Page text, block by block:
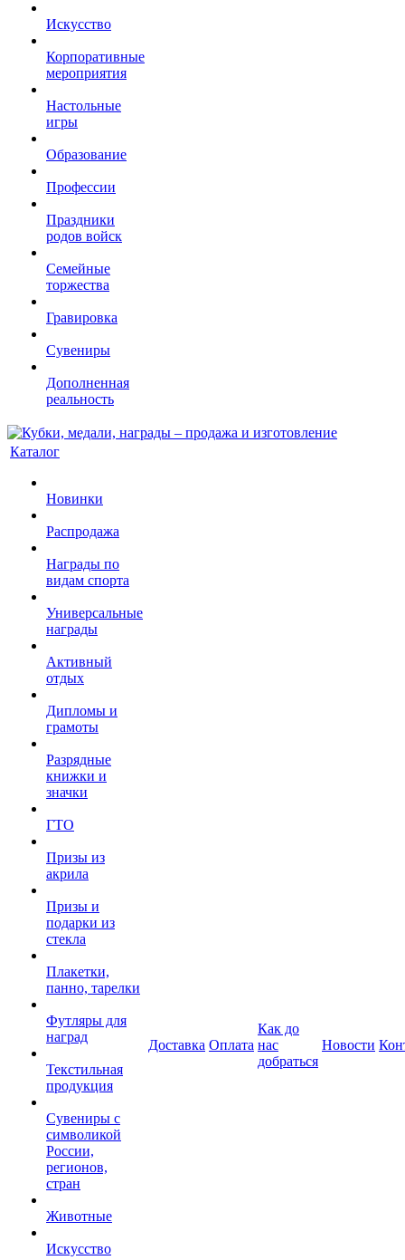
Искусство
Корпоративные
мероприятия
Настольные
игры
Образование
Профессии
Праздники
родов войск
Семейные
торжества
Гравировка
Сувениры
Дополненная
реальность
Каталог
Новинки
Распродажа
Награды по
видам спорта
Универсальные
награды
Активный
отдых
Дипломы и
грамоты
Разрядные
книжки и
значки
ГТО
Призы из
акрила
Призы и
подарки из
стекла
Плакетки,
панно, тарелки
Футляры для
наград
Текстильная
продукция
Сувениры с
символикой
России,
регионов,
стран
Животные
Искусство
Доставка Оплата
Как до
нас
добраться
Новости